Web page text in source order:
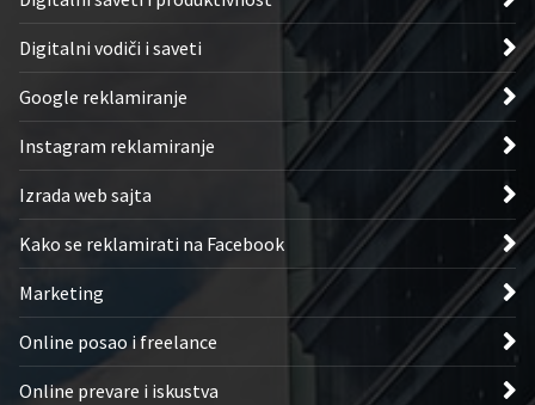
Digitalni vodiči i saveti
Google reklamiranje
Instagram reklamiranje
Izrada web sajta
Kako se reklamirati na Facebook
Marketing
Online posao i freelance
Online prevare i iskustva